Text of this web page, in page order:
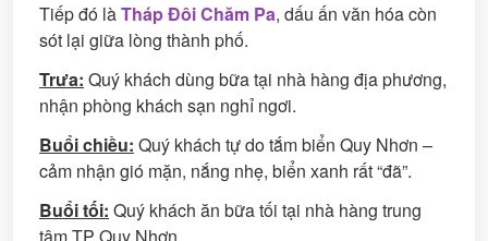
Tiếp đó làTháp Đôi Chăm Pa, dấu ấn văn hóa còn
sót lại giữa lòng thành phố.
Trưa: Quý khách dùng bữa tại nhà hàng địa phương,
nhận phòng khách sạn nghỉ ngơi.
Buổi chiều: Quý khách tự do tắm biển Quy Nhơn –
cảm nhận gió mặn, nắng nhẹ, biển xanh rất “đã”.
Buổi tối: Quý khách ăn bữa tối tại nhà hàng trung